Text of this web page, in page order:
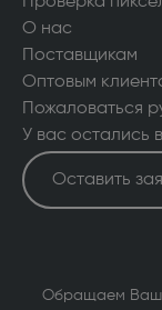
О нас
Поставщикам
Оптовым
Пожаловаться
У вас остались
Оставить
Обращаем